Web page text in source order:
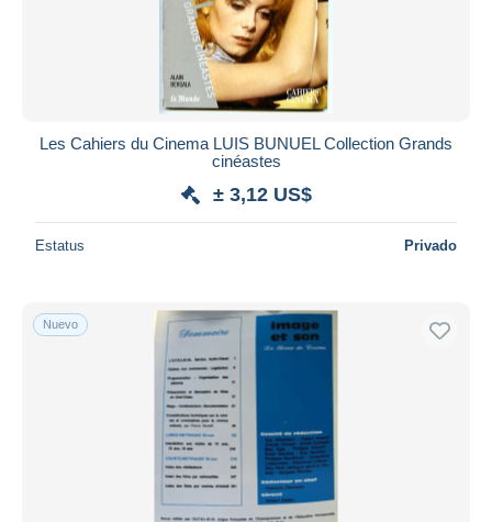
Les Cahiers du Cinema LUIS BUNUEL Collection Grands
cinéastes
± 3,12 US$
Estatus Privado
Nuevo